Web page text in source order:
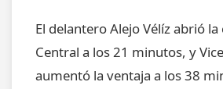
El delantero Alejo Vélíz abrió
Central a los 21 minutos, y
aumentó la ventaja a los 38